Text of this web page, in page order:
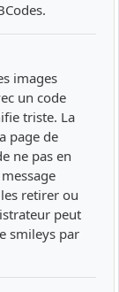
images
un code
triste. La
page de
ne pas en
retirer ou
peut
smileys par